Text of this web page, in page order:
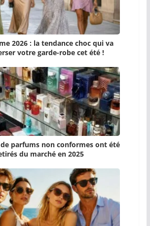
2026 : la tendance choc qui va
votre garde-robe cet été !
parfums non conformes ont été
du marché en 2025